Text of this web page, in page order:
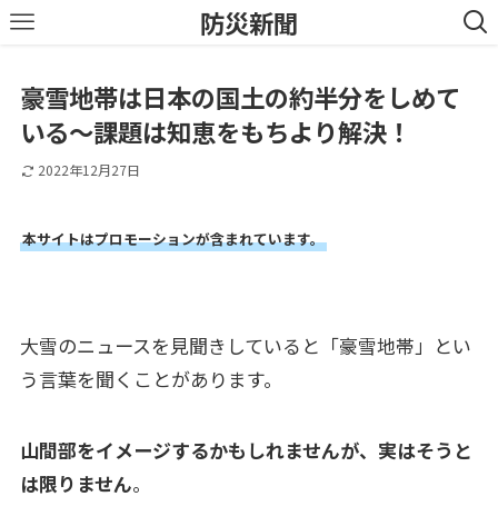
防災新聞
豪雪地帯は日本の国土の約半分をしめて
いる～課題は知恵をもちより解決！
2022年12月27日
本サイトはプロモーションが含まれています。
大雪のニュースを見聞きしていると「豪雪地帯」とい
う言葉を聞くことがあります。
山間部をイメージするかもしれませんが、実はそうと
は限りません。